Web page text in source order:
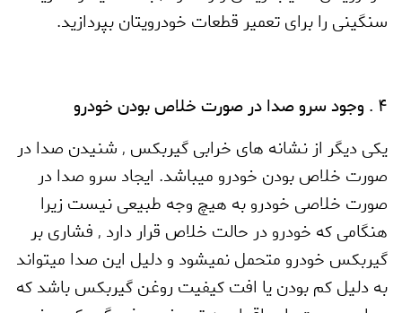
سنگینی را برای تعمیر قطعات خودرویتان بپردازید.
4 . وجود سرو صدا در صورت خلاص بودن خودرو
یکی دیگر از نشانه های خرابی گیربکس ,شنیدن صدا در
صورت خلاص بودن خودرو میباشد. ایجاد سرو صدا در
صورت خلاصی خودرو به هیچ وجه طبیعی نیست زیرا
هنگامی که خودرو در حالت خلاص قرار دارد ,فشاری بر
گیربکس خودرو متحمل نمیشود و دلیل این صدا میتواند
به دلیل کم بودن یا افت کیفیت روغن گیربکس باشد که